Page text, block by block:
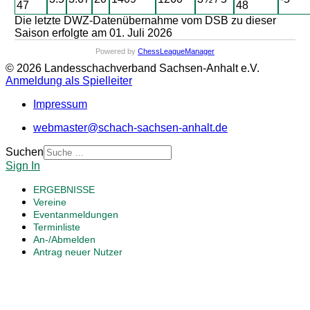
47 48
Die letzte DWZ-Datenübernahme vom DSB zu dieser
Saison erfolgte am 01. Juli 2026
Powered by ChessLeagueManager
© 2026 Landesschachverband Sachsen-Anhalt e.V.
Anmeldung als Spielleiter
Impressum
webmaster@schach-sachsen-anhalt.de
Suchen
Sign In
ERGEBNISSE
Vereine
Eventanmeldungen
Terminliste
An-/Abmelden
Antrag neuer Nutzer